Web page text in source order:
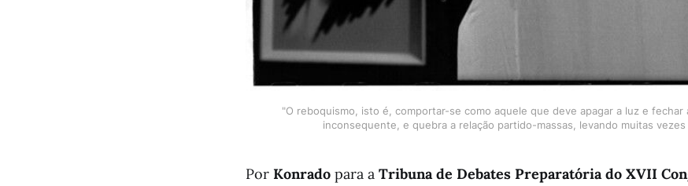
"O reboquismo, isto é, comportar-se como aquele que deve apagar a luz e fechar
inconsequente, e quebra a relação partido-massas, levando muitas vezes
Por Konrado para a Tribuna de Debates Preparatória do XVII